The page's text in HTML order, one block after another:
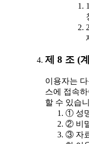
제 8 조 (
이용자는
스에 접속
할 수 있습
① 성
② 비
③ 자